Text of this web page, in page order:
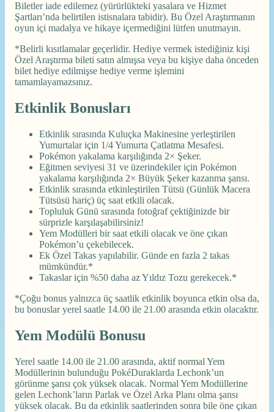
Biletler iade edilemez (yürürlükteki yasalara ve Hizmet
Şartları’nda belirtilen istisnalara tabidir). Bu Özel Araştırmanın
oyun içi madalya ve hikaye içermediğini lütfen unutmayın.
*Belirli kısıtlamalar geçerlidir. Hediye vermek istediğiniz kişi
Özel Araştırma bileti satın almışsa veya bu kişiye daha önceden
bilet hediye edilmişse hediye verme işlemini
tamamlayamazsınız.
Etkinlik Bonusları
Etkinlik sırasında Kuluçka Makinesine yerleştirilen
Yumurtalar için 1/4 Yumurta Çatlatma Mesafesi.
Pokémon yakalama karşılığında 2× Şeker.
Eğitmen seviyesi 31 ve üzerindekiler için Pokémon
yakalama karşılığında 2× Büyük Şeker kazanma şansı.
Etkinlik sırasında etkinleştirilen Tütsü (Günlük Macera
Tütsüsü hariç) üç saat etkili olacak.
Topluluk Günü sırasında fotoğraf çektiğinizde bir
sürprizle karşılaşabilirsiniz!
Yem Modülleri bir saat etkili olacak ve öne çıkan
Pokémon’u çekebilecek.
Ek Özel Takas yapılabilir. Günde en fazla 2 takas
mümkündür.*
Takaslar için %50 daha az Yıldız Tozu gerekecek.*
*Çoğu bonus yalnızca üç saatlik etkinlik boyunca etkin olsa da,
bu bonuslar yerel saatle 14.00 ile 21.00 arasında etkin olacaktır.
Yem Modülü Bonusu
Yerel saatle 14.00 ile 21.00 arasında, aktif normal Yem
Modüllerinin bulunduğu PokéDuraklarda Lechonk’un
görünme şansı çok yüksek olacak. Normal Yem Modüllerine
gelen Lechonk’ların Parlak ve Özel Arka Planı olma şansı
yüksek olacak. Bu da etkinlik saatlerinden sonra bile öne çıkan